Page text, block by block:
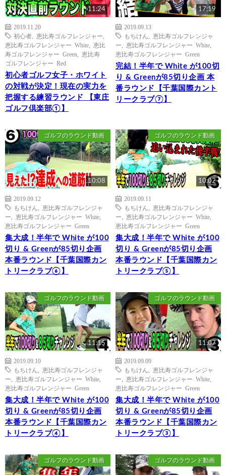
11:24
2019.11.20
初心者
恵比寿ゴルフレンジャー
恵比寿ゴルフレンジャー White
恵比
寿ゴルフレンジャー Green
恵比寿
ゴルフレンジャー Red
初心者ゴルフ女子・ホワイト
の対戦が決定！現在の実力を
把握する練習ラウンド 【東庄
ゴルフ倶楽部①】
17:19
2019.09.13
もちけん
恵比寿ゴルフレンジャ
ー
恵比寿ゴルフレンジャー White
恵比寿ゴルフレンジャー Green
完結！半年で White が100切
り & Greenが85切り企画 本
番ラウンド【千葉国際カント
リークラブ⑦】
ゴルフのラウンド動画
10:08
2019.09.12
もちけん
恵比寿ゴルフレンジャ
ー
恵比寿ゴルフレンジャー White
恵比寿ゴルフレンジャー Green
集大成！半年で White が100
切り & Greenが85切り企画
本番ラウンド【千葉国際カン
トリークラブ⑥】
ゴルフのラウンド動画
10:02
2019.09.11
もちけん
恵比寿ゴルフレンジャ
ー
恵比寿ゴルフレンジャー White
恵比寿ゴルフレンジャー Green
集大成！半年で White が100
切り & Greenが85切り企画
本番ラウンド【千葉国際カン
トリークラブ⑤】
ゴルフのラウンド動画
11:15
2019.09.10
もちけん
恵比寿ゴルフレンジャ
ー
恵比寿ゴルフレンジャー White
恵比寿ゴルフレンジャー Green
集大成！半年で White が100
切り & Greenが85切り企画
本番ラウンド【千葉国際カン
トリークラブ④】
ゴルフのラウンド動画
11:07
2019.09.09
もちけん
恵比寿ゴルフレンジャ
ー
恵比寿ゴルフレンジャー White
恵比寿ゴルフレンジャー Green
集大成！半年で White が100
切り & Greenが85切り企画
本番ラウンド【千葉国際カン
トリークラブ③】
ゴルフのラウンド動画 ゴルフのラウンド動画